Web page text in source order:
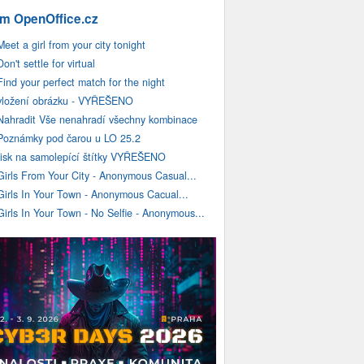
OpenOffice.cz
a girl from your city tonight
settle for virtual
your perfect match for the night
obrázku - VYŘEŠENO
Vše nenahradí všechny kombinace
pod čarou u LO 25.2
na samolepící štítky VYŘEŠENO
From Your City - Anonymous Casual...
In Your Town - Anonymous Cacual...
In Your Town - No Selfie - Anonymous...